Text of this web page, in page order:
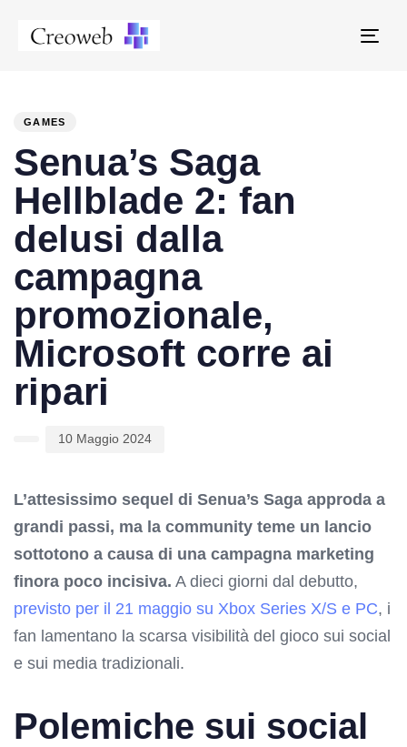
GAMES
Senua’s Saga
Hellblade 2: fan
delusi dalla
campagna
promozionale,
Microsoft corre ai
ripari
10 Maggio 2024
L’attesissimo sequel di Senua’s Saga approda a
grandi passi, ma la community teme un lancio
sottotono a causa di una campagna marketing
finora poco incisiva. A dieci giorni dal debutto,
previsto per il 21 maggio su Xbox Series X/S e PC, i
fan lamentano la scarsa visibilità del gioco sui social
e sui media tradizionali.
Polemiche sui social